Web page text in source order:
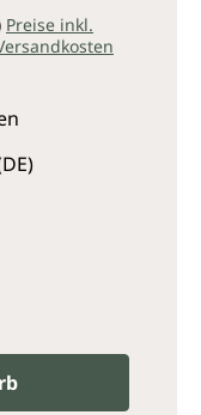
Preise inkl.
Gib den